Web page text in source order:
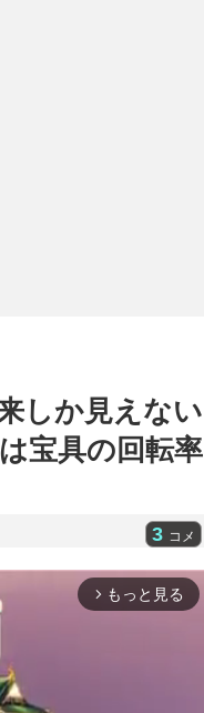
しか見えない
宝具の回転率
3 コメ
arrow_forward_ios もっと見る